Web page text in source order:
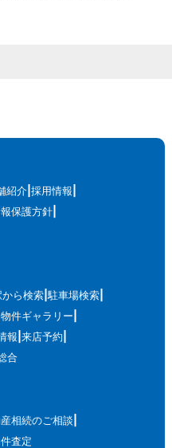
紹介 採用情報
保護方針
から検索 駐車場検索
物件ギャラリー
報 来店予約
合
相続のご相談
査定